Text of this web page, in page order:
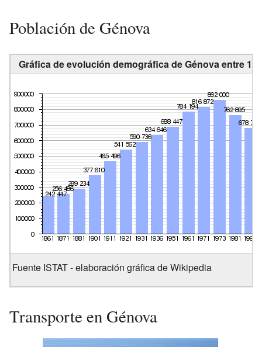
Población de Génova
Gráfica de evolución demográfica de Génova entre
Fuente ISTAT - elaboración gráfica de Wikipedia
Transporte en Génova